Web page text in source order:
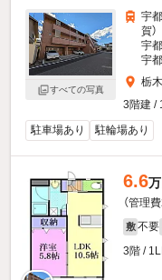
すべての写真
宇
賀）
宇
宇
栃
3階建 /
駐車場あり
駐輪場あり
6.6
（管理
敷 不要
3階 /